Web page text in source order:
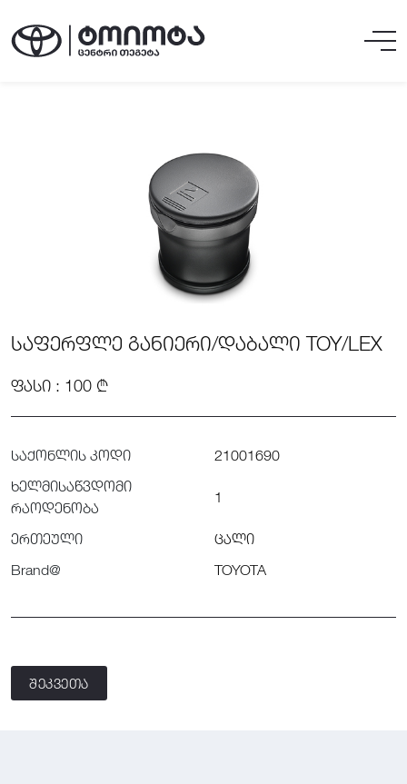
ᲡᲐᲤᲔᲠᲤᲚᲔ ᲒᲐᲜᲘᲔᲠᲘ/ᲓᲐᲑᲐᲚᲘ TOY/LEX
ᲤᲐᲡᲘ : 100 ₾
საქონლის კოდი
21001690
ხელმისაწვდომი
რაოდენობა
1
ერთეული
ცალი
Brand@
TOYOTA
შეკვეთა